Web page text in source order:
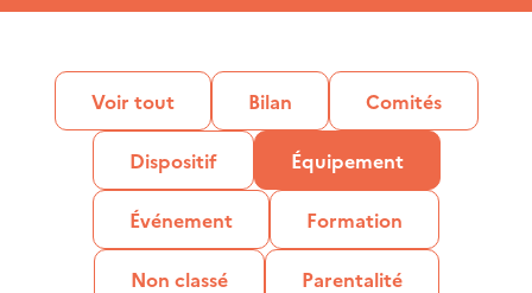
Voir tout Bilan Comités
Dispositif Équipement
Événement Formation
Non classé Parentalité